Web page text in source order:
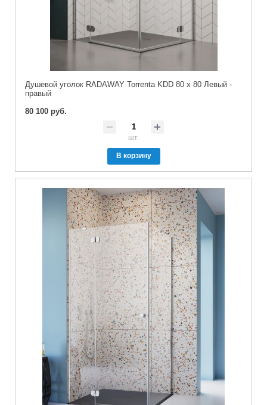
Душевой уголок RADAWAY Torrenta KDD 80 x 80 Левый -
правый
80 100 руб.
шт.
В корзину